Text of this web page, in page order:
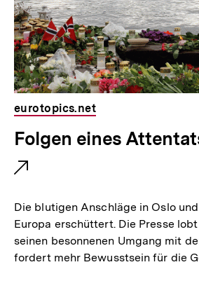
:
eurotopics.net
E
x
t
e
r
n
e
Folgen eines
Die blutigen Anschläge in Oslo
Europa erschüttert. Die Presse
seinen besonnenen Umgang mit
fordert mehr Bewusstsein für die